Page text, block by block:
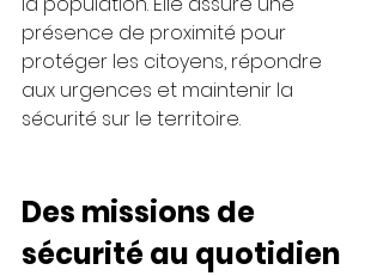
présence de proximité pour
protéger les citoyens, répondre
aux urgences et maintenir la
sécurité sur le territoire.
Des missions de
sécurité au quotidien